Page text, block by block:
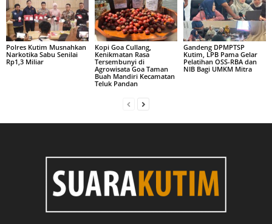
Polres Kutim Musnahkan
Narkotika Sabu Senilai
Rp1,3 Miliar
Kopi Goa Cullang,
Kenikmatan Rasa
Tersembunyi di
Agrowisata Goa Taman
Buah Mandiri Kecamatan
Teluk Pandan
Gandeng DPMPTSP
Kutim, LPB Pama Gelar
Pelatihan OSS-RBA dan
NIB Bagi UMKM Mitra